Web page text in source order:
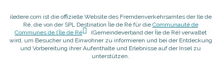
iledere.com ist die offizielle Website des Fremdenverkehrsamtes der Ile de
Ré, die von der SPL Destination Île de Ré für die Communauté de
Communes de l’Île de Ré
(Gemeindeverband der Île de Ré) verwaltet
wird, um Besucher und Einwohner zu informieren und bei der Entdeckung
und Vorbereitung ihrer Aufenthalte und Erlebnisse auf der Insel zu
unterstützen.